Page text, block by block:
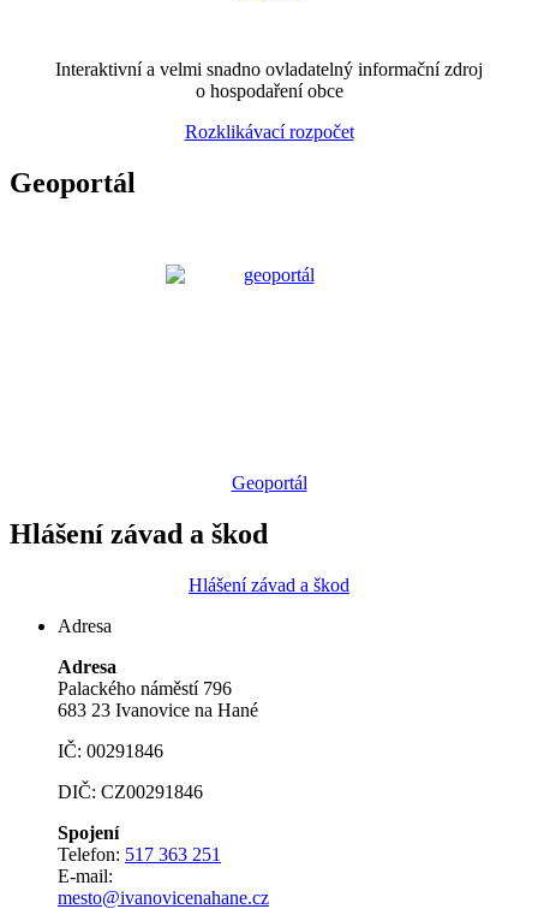
Interaktivní a velmi snadno ovladatelný informační zdroj
o hospodaření obce
Rozklikávací rozpočet
Geoportál
Geoportál
Hlášení závad a škod
Hlášení závad a škod
Adresa
Adresa
Palackého náměstí 796
683 23 Ivanovice na Hané
IČ: 00291846
DIČ: CZ00291846
Spojení
Telefon: 517 363 251
E-mail:
mesto@ivanovicenahane.cz